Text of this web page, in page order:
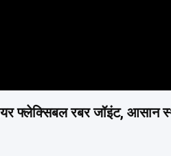
फ्लेक्सिबल रबर जॉइंट, आसान